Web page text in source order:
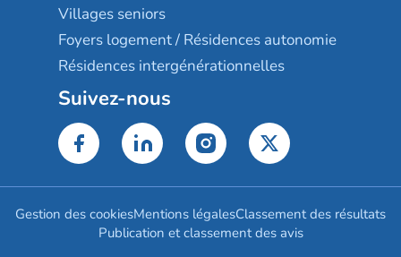
Villages seniors
Foyers logement / Résidences autonomie
Résidences intergénérationnelles
Suivez-nous
Gestion des cookiesMentions légalesClassement des résultats
Publication et classement des avis